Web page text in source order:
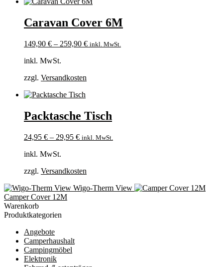
Caravan Cover 6M
149,90 € – 259,90 € inkl. MwSt.
inkl. MwSt.
zzgl. Versandkosten
Packtasche Tisch
24,95 € – 29,95 € inkl. MwSt.
inkl. MwSt.
zzgl. Versandkosten
Wigo-Therm View
Camper Cover 12M
Warenkorb
Produktkategorien
Angebote
Camperhaushalt
Campingmöbel
Elektronik